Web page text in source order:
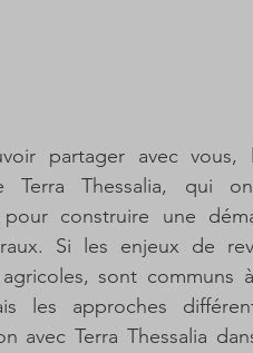
partager avec
Terra Thessalia, qui
construire une
Si les enjeux de
sont
les approches
avec Terra Thessalia